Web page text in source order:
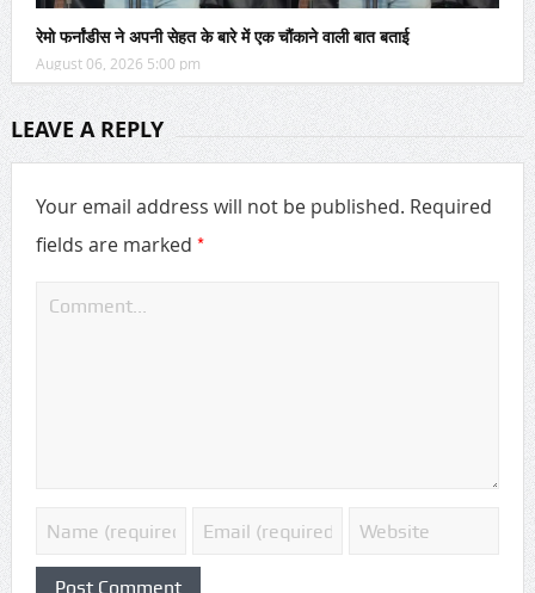
रेमो फर्नांडीस ने अपनी सेहत के बारे में एक चौंकाने वाली बात बताई
August 06, 2026 5:00 pm
LEAVE A REPLY
Your email address will not be published. Required
fields are marked *